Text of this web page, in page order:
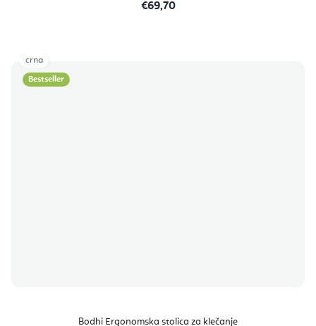
€69,70
Bestseller
Bodhi Ergonomska stolica za klečanje
crna